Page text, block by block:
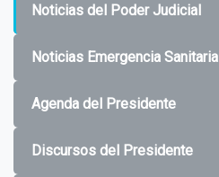
Noticias del Poder Judicial
Noticias Emergencia Sanitaria
Agenda del Presidente
Discursos del Presidente